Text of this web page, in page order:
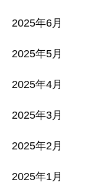
2025年6月
2025年5月
2025年4月
2025年3月
2025年2月
2025年1月